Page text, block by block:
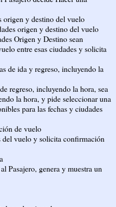
origen y destino del vuelo
origen y destino del vuelo
Origen y Destino sean
entre esas ciudades y solicita
de ida y regreso, incluyendo la
regreso, incluyendo la hora, sea
la hora, y pide seleccionar una
para las fechas y ciudades
de vuelo
del vuelo y solicita confirmación
Pasajero, genera y muestra un